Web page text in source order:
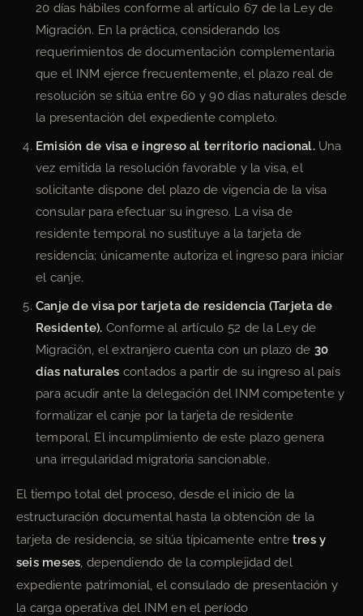
20 días hábiles conforme al artículo 67 de la Ley de
Migración. En la práctica, considerando los
requerimientos de documentación complementaria
que el INM ejerce frecuentemente, el plazo real de
resolución se sitúa entre 60 y 90 días naturales desde
la presentación del expediente completo.
Emisión de visa e ingreso al territorio nacional.Una
vez emitida la resolución favorable y la visa, el
solicitante dispone del plazo de vigencia de la visa
consular para efectuar su ingreso. La visa de
residente temporal no sustituye a la tarjeta de
residencia; únicamente autoriza el ingreso para iniciar
el canje.
Canje de visa por tarjeta de residencia (Tarjeta de
Residente). Conforme al artículo 52 de la Ley de
Migración, el extranjero cuenta con un plazo de 30
días naturales contados a partir de su ingreso al país
para acudir ante la delegación del INM competente y
formalizar el canje por la tarjeta de residente
temporal. El incumplimiento de este plazo genera
una irregularidad migratoria sancionable.
El tiempo total del proceso, desde el inicio de la
estructuración documental hasta la obtención de la
tarjeta de residencia, se sitúa típicamente entre tres y
seis meses, dependiendo de la complejidad del
expediente patrimonial, el consulado de presentación y
la carga operativa del INM en el período